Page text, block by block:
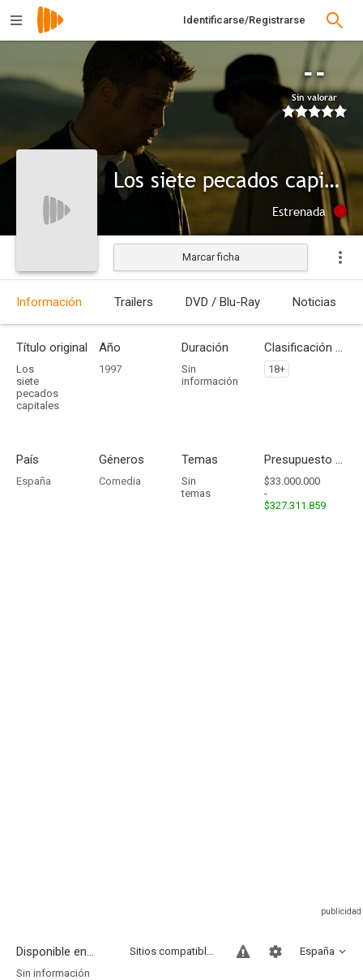
Identificarse/Registrarse
--
Sin valorar
Los siete pecados capitales
Estrenada
Marcar ficha
Información Trailers DVD / Blu-Ray Noticias
Título original
Los
siete
pecados
capitales
Año
1997
Duración
Sin
información
Clasificación por edades
18+
País
España
Géneros
Comedia
Temas
Sin
temas
Presupuesto - Ingresos
$33.000.000
-
$327.311.859
Disponible en... España
Sitios compatibles
Sin información